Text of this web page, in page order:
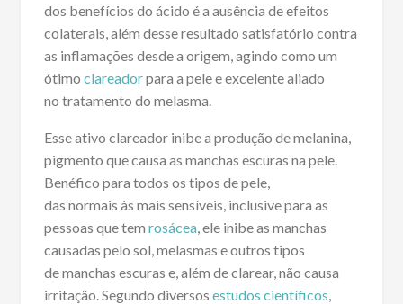
dos benefícios do ácido é a ausência de efeitos
colaterais, além desse resultado satisfatório contra
as inflamações desde a origem, agindo como um
ótimo clareadorpara a pele e excelente aliado
no tratamento do melasma.
Esse ativo clareador inibe a produção de melanina,
pigmento que causa as manchas escuras na pele.
Benéfico para todos os tipos de pele,
das normais às mais sensíveis, inclusive para as
pessoas que tem rosácea, ele inibe as manchas
causadas pelo sol, melasmas e outros tipos
de manchas escuras e, além de clarear, não causa
irritação. Segundo diversos estudos científicos